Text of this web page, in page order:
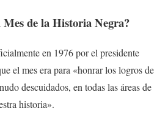
Mes de la Historia Negra?
en 1976 por el presidente
el mes era para «honrar los logros de
descuidados, en todas las áreas de
historia».